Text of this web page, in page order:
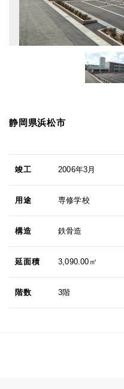
静岡県浜松市
竣工 2006年3月
用途 専修学校
構造 鉄骨造
延面積 3,090.00㎡
階数 3階